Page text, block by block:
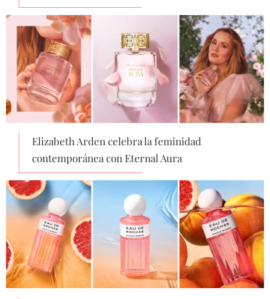
Elizabeth Arden celebra la feminidad
contemporánea con Eternal Aura